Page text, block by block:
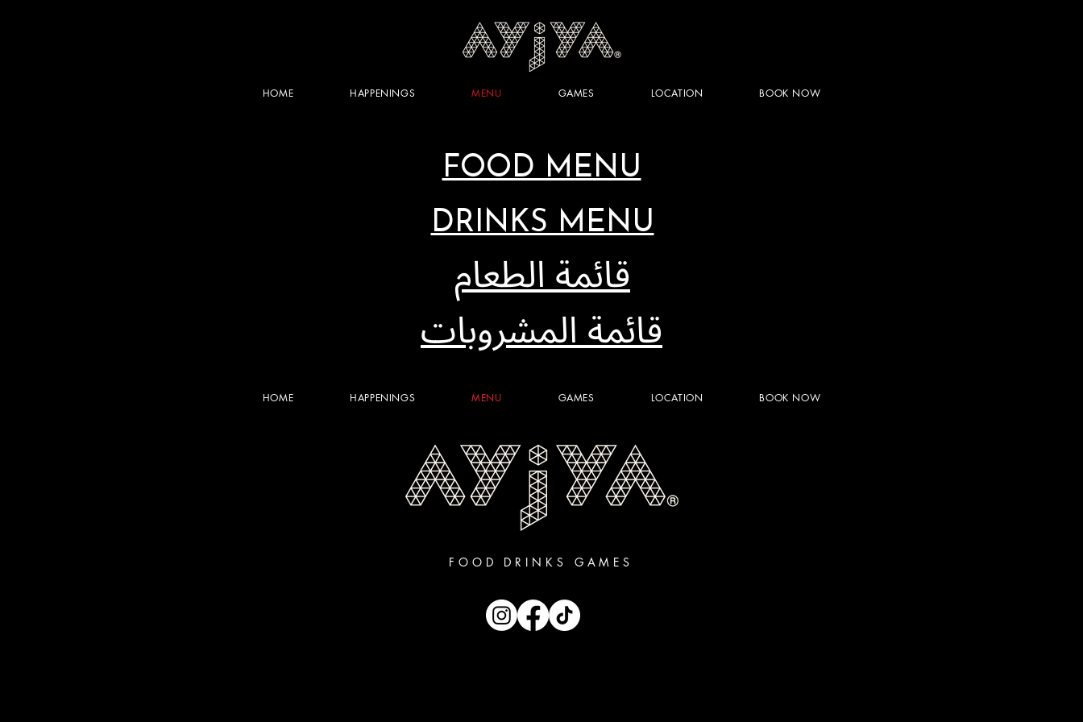
HOME HAPPENINGS MENU GAMES LOCATION BOOK NOW
FOOD MENU
DRINKS MENU
قائمة الطعام
قائمة المشروبات
HOME HAPPENINGS MENU GAMES LOCATION BOOK NOW
FOOD DRINKS GAMES